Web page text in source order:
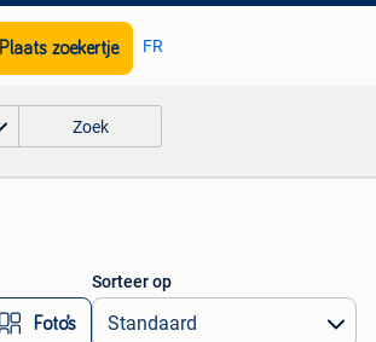
Plaats zoekertje FR
Zoek
Foto’s
Sorteer op